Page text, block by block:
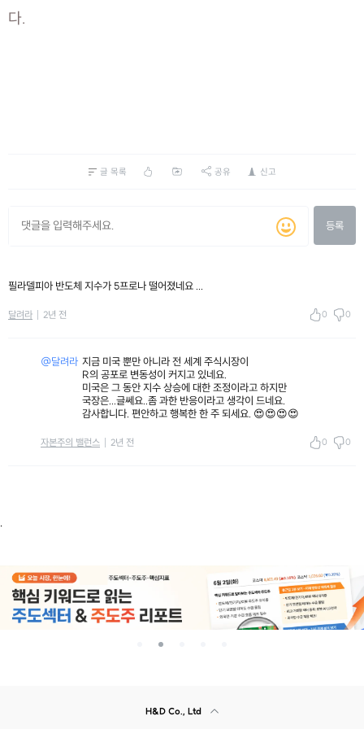
다.
글 목록 공유 신고
등록
필라델피아 반도체 지수가 5프로나 떨어졌네요 ...
달려라 2년 전 0 0
@달려라 지금 미국 뿐만 아니라 전 세계 주식시장이
R의 공포로 변동성이 커지고 있네요.
미국은 그 동안 지수 상승에 대한 조정이라고 하지만
국장은...글쎄요..좀 과한 반응이라고 생각이 드네요.
감사합니다. 편안하고 행복한 한 주 되세요. 😍😍😍😍
자본주의 밸런스 2년 전 0 0
.
H&D Co., Ltd